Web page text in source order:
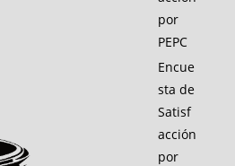
por
PEPC
Encue
sta de
Satisf
acción
por